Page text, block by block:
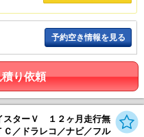
予約空き情報を見る
り依頼
ターＶ １２ヶ月走行無
／ドラレコ／ナビ／フル